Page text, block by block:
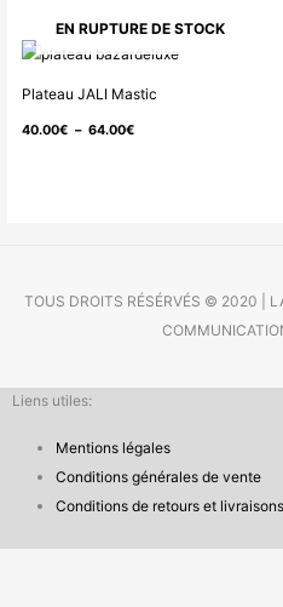
à
64.00€
EN RUPTURE DE STOCK
Plateau JALI Mastic
40.00€ – 64.00€
Plage
40.00€
TOUS DROITS RÉSÉRVÉS © 2020 |
Liens utiles:
Mentions légales
Conditions générales de vente
Conditions de retours et livraisons